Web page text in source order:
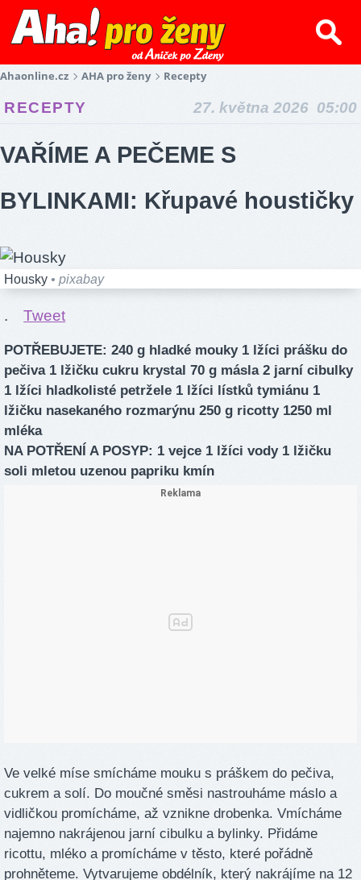
Ahaonline.cz AHA pro ženy Recepty
27. května 2026 05:00
RECEPTY
VAŘÍME A PEČEME S
BYLINKAMI: Křupavé houstičky
Housky • pixabay
. Tweet
POTŘEBUJETE: 240 g hladké mouky 1 lžíci prášku do
pečiva 1 lžičku cukru krystal 70 g másla 2 jarní cibulky
1 lžíci hladkolisté petržele 1 lžíci lístků tymiánu 1
lžičku nasekaného rozmarýnu 250 g ricotty 1250 ml
mléka
NA POTŘENÍ A POSYP: 1 vejce 1 lžíci vody 1 lžičku
soli mletou uzenou papriku kmín
Ve velké míse smícháme mouku s práškem do pečiva,
cukrem a solí. Do moučné směsi nastrouháme máslo a
vidličkou promícháme, až vznikne drobenka. Vmícháme
najemno nakrájenou jarní cibulku a bylinky. Přidáme
ricottu, mléko a promícháme v těsto, které pořádně
prohněteme. Vytvarujeme obdélník, který nakrájíme na 12